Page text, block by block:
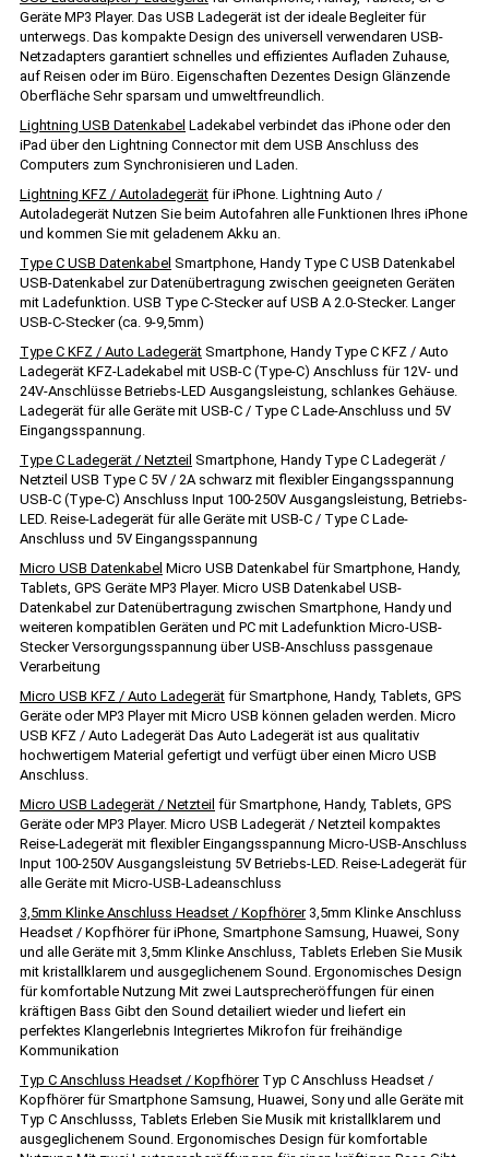
Geräte MP3 Player. Das USB Ladegerät ist der ideale Begleiter für
unterwegs. Das kompakte Design des universell verwendaren USB-
Netzadapters garantiert schnelles und effizientes Aufladen Zuhause,
auf Reisen oder im Büro. Eigenschaften Dezentes Design Glänzende
Oberfläche Sehr sparsam und umweltfreundlich.
Lightning USB Datenkabel Ladekabel verbindet das iPhone oder den
iPad über den Lightning Connector mit dem USB Anschluss des
Computers zum Synchronisieren und Laden.
Lightning KFZ / Autoladegerät für iPhone. Lightning Auto /
Autoladegerät Nutzen Sie beim Autofahren alle Funktionen Ihres iPhone
und kommen Sie mit geladenem Akku an.
Type C USB Datenkabel Smartphone, Handy Type C USB Datenkabel
USB-Datenkabel zur Datenübertragung zwischen geeigneten Geräten
mit Ladefunktion. USB Type C-Stecker auf USB A 2.0-Stecker. Langer
USB-C-Stecker (ca. 9-9,5mm)
Type C KFZ / Auto Ladegerät Smartphone, Handy Type C KFZ / Auto
Ladegerät KFZ-Ladekabel mit USB-C (Type-C) Anschluss für 12V- und
24V-Anschlüsse Betriebs-LED Ausgangsleistung, schlankes Gehäuse.
Ladegerät für alle Geräte mit USB-C / Type C Lade-Anschluss und 5V
Eingangsspannung.
Type C Ladegerät / Netzteil Smartphone, Handy Type C Ladegerät /
Netzteil USB Type C 5V / 2A schwarz mit flexibler Eingangsspannung
USB-C (Type-C) Anschluss Input 100-250V Ausgangsleistung, Betriebs-
LED. Reise-Ladegerät für alle Geräte mit USB-C / Type C Lade-
Anschluss und 5V Eingangsspannung
Micro USB Datenkabel Micro USB Datenkabel für Smartphone, Handy,
Tablets, GPS Geräte MP3 Player. Micro USB Datenkabel USB-
Datenkabel zur Datenübertragung zwischen Smartphone, Handy und
weiteren kompatiblen Geräten und PC mit Ladefunktion Micro-USB-
Stecker Versorgungsspannung über USB-Anschluss passgenaue
Verarbeitung
Micro USB KFZ / Auto Ladegerät für Smartphone, Handy, Tablets, GPS
Geräte oder MP3 Player mit Micro USB können geladen werden. Micro
USB KFZ / Auto Ladegerät Das Auto Ladegerät ist aus qualitativ
hochwertigem Material gefertigt und verfügt über einen Micro USB
Anschluss.
Micro USB Ladegerät / Netzteil für Smartphone, Handy, Tablets, GPS
Geräte oder MP3 Player. Micro USB Ladegerät / Netzteil kompaktes
Reise-Ladegerät mit flexibler Eingangsspannung Micro-USB-Anschluss
Input 100-250V Ausgangsleistung 5V Betriebs-LED. Reise-Ladegerät für
alle Geräte mit Micro-USB-Ladeanschluss
3,5mm Klinke Anschluss Headset / Kopfhörer3,5mm Klinke Anschluss
Headset / Kopfhörer für iPhone, Smartphone Samsung, Huawei, Sony
und alle Geräte mit 3,5mm Klinke Anschluss, Tablets Erleben Sie Musik
mit kristallklarem und ausgeglichenem Sound. Ergonomisches Design
für komfortable Nutzung Mit zwei Lautsprecheröffungen für einen
kräftigen Bass Gibt den Sound detailiert wieder und liefert ein
perfektes Klangerlebnis Integriertes Mikrofon für freihändige
Kommunikation
Typ C Anschluss Headset / KopfhörerTyp C Anschluss Headset /
Kopfhörer für Smartphone Samsung, Huawei, Sony und alle Geräte mit
Typ C Anschlusss, Tablets Erleben Sie Musik mit kristallklarem und
ausgeglichenem Sound. Ergonomisches Design für komfortable